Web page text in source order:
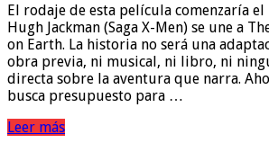
El rodaje de esta película comenzaría
Hugh Jackman (Saga X-Men) se une a
on Earth. La historia no será una
obra previa, ni musical, ni libro, ni
directa sobre la aventura que narra.
busca presupuesto para …
Leer más